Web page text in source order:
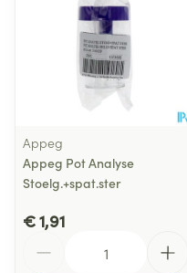
Appeg
Appeg Pot Analyse
Stoelg.+spat.ster
€ 1,91